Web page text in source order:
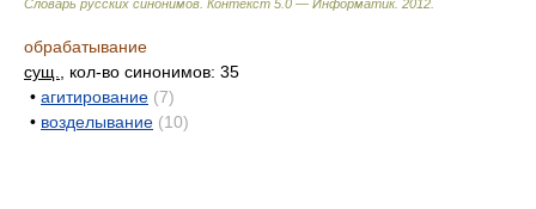
Словарь русских синонимов. Контекст 5.0 — Информатик. 2012
обрабатывание
сущ.
, кол-во синонимов: 35
• агитирование (7)
• возделывание (10)